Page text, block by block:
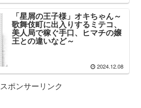
「星屑の王子様」オキちゃん～
歌舞伎町に出入りするミテコ、
美人局で稼ぐ手口、ヒマチの嬢
王との違いなど～
2024.12.08
スポンサーリンク